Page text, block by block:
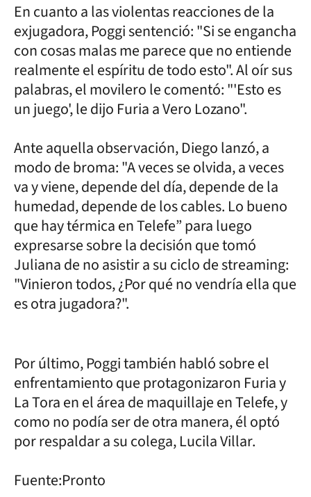
En cuanto a las violentas reacciones de la
exjugadora, Poggi sentenció: "Si se engancha
con cosas malas me parece que no entiende
realmente el espíritu de todo esto". Al oír sus
palabras, el movilero le comentó: "'Esto es
un juego', le dijo Furia a Vero Lozano".
Ante aquella observación, Diego lanzó, a
modo de broma: "A veces se olvida, a veces
va y viene, depende del día, depende de la
humedad, depende de los cables. Lo bueno
que hay térmica en Telefe” para luego
expresarse sobre la decisión que tomó
Juliana de no asistir a su ciclo de streaming:
"Vinieron todos, ¿Por qué no vendría ella que
es otra jugadora?".
Por último, Poggi también habló sobre el
enfrentamiento que protagonizaron Furia y
La Tora en el área de maquillaje en Telefe, y
como no podía ser de otra manera, él optó
por respaldar a su colega, Lucila Villar.
Fuente:Pronto